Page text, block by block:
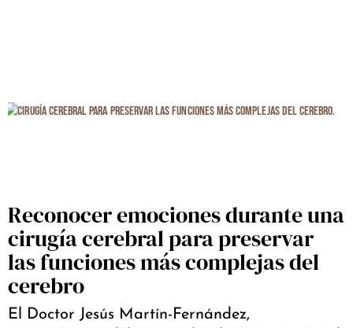
Reconocer emociones durante una
cirugía cerebral para preservar
las funciones más complejas del
cerebro
El Doctor Jesús Martín-Fernández,